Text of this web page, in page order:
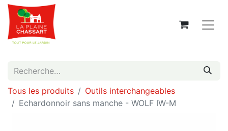
Tous les produits
Outils interchangeables
Echardonnoir sans manche - WOLF IW-M